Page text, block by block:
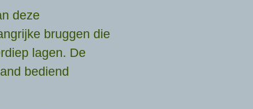
deze
bruggen die
lagen. De
bediend